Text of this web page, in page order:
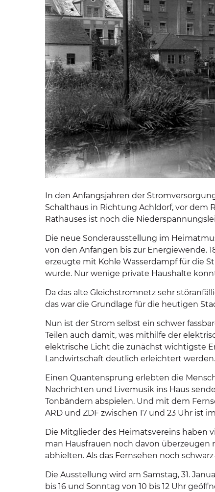
In den Anfangsjahren der
Schalthaus in Richtung Achldorf, vor dem
Rathauses ist noch die
Die neue Sonderausstellung im
von den Anfängen bis zur Energiewende.
erzeugte mit Kohle Wasserdampf für die
wurde. Nur wenige private Haushalte
Da das alte Gleichstromnetz sehr
das war die Grundlage für die heutigen
Nun ist der Strom selbst ein schwer
Teilen auch damit, was mithilfe der
elektrische Licht die zunächst wichtigste
Landwirtschaft deutlich erleichtert werden.
Einen Quantensprung erlebten die
Nachrichten und Livemusik ins Haus
Tonbändern abspielen. Und mit dem
ARD und ZDF zwischen 17 und 23 Uhr ist
Die Mitglieder des Heimatsvereins haben
man Hausfrauen noch davon
abhielten. Als das Fernsehen noch
Die Ausstellung wird am Samstag, 31.
bis 16 und Sonntag von 10 bis 12 Uhr